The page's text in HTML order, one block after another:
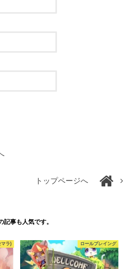
トップページへ
記事も人気です。
マラ) ロールプレイング